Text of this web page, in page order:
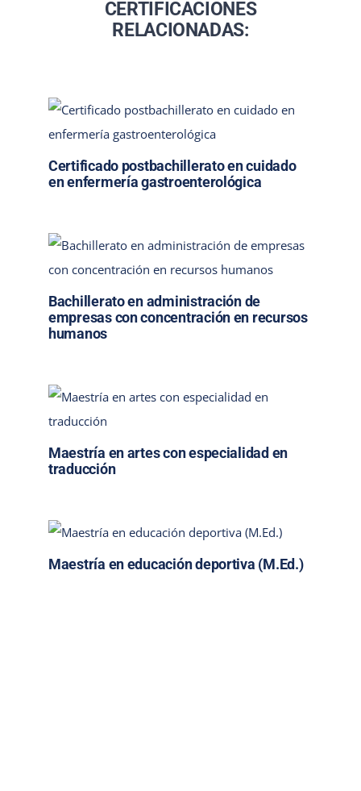
CERTIFICACIONES
RELACIONADAS:
Certificado postbachillerato en cuidado
en enfermería gastroenterológica
Bachillerato en administración de
empresas con concentración en recursos
humanos
Maestría en artes con especialidad en
traducción
Maestría en educación deportiva (M.Ed.)